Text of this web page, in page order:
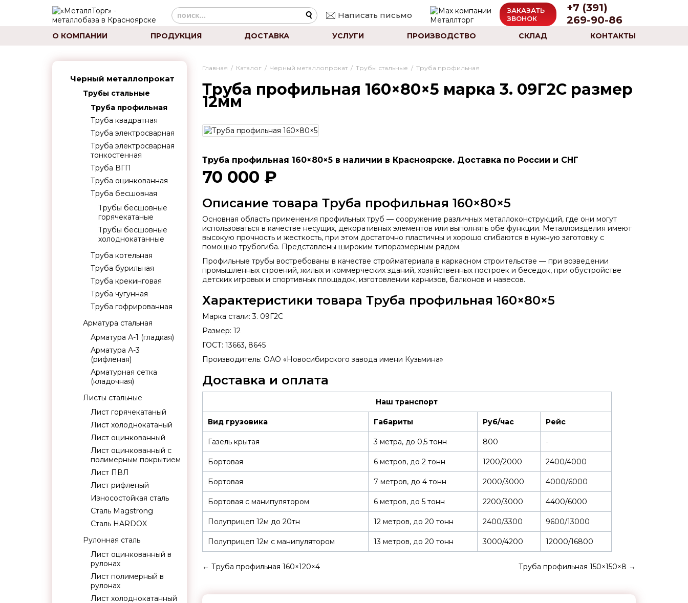
Написать письмо
ЗАКАЗАТЬ
ЗВОНОК
+7 (391)
269-90-86
О КОМПАНИИ ПРОДУКЦИЯ ДОСТАВКА УСЛУГИ ПРОИЗВОДСТВО СКЛАД КОНТАКТЫ
Черный металлопрокат
Трубы стальные
Труба профильная
Труба квадратная
Труба электросварная
Труба электросварная
тонкостенная
Труба ВГП
Труба оцинкованная
Труба бесшовная
Трубы бесшовные
горячекатаные
Трубы бесшовные
холоднокатанные
Труба котельная
Труба бурильная
Труба крекинговая
Труба чугунная
Труба гофрированная
Арматура стальная
Арматура А-1 (гладкая)
Арматура А-3
(рифленая)
Арматурная сетка
(кладочная)
Листы стальные
Лист горячекатаный
Лист холоднокатаный
Лист оцинкованный
Лист оцинкованный с
полимерным покрытием
Лист ПВЛ
Лист рифленый
Износостойкая сталь
Сталь Magstrong
Сталь HARDOX
Рулонная сталь
Лист оцинкованный в
рулонах
Лист полимерный в
рулонах
Лист холоднокатанный
Главная / Каталог / Черный металлопрокат / Трубы стальные / Труба профильная
Труба профильная 160×80×5 марка 3. 09Г2С размер
12мм
Труба профильная 160×80×5 в наличии в Красноярске. Доставка по России и СНГ
70 000 ₽
Описание товара Труба профильная 160×80×5
Основная область применения профильных труб — сооружение различных металлоконструкций, где они могут
использоваться в качестве несущих, декоративных элементов или выполнять обе функции. Металлоизделия имеют
высокую прочность и жесткость, при этом достаточно пластичны и хорошо сгибаются в нужную заготовку с
помощью трубогиба. Представлены широким типоразмерным рядом.
Профильные трубы востребованы в качестве стройматериала в каркасном строительстве — при возведении
промышленных строений, жилых и коммерческих зданий, хозяйственных построек и беседок, при обустройстве
детских игровых и спортивных площадок, изготовлении карнизов, балконов и навесов.
Характеристики товара Труба профильная 160×80×5
Марка стали: 3. 09Г2С
Размер: 12
ГОСТ: 13663, 8645
Производитель: ОАО «Новосибирского завода имени Кузьмина»
Доставка и оплата
Наш транспорт
Вид грузовика Габариты Руб/час Рейс
Газель крытая 3 метра, до 0,5 тонн 800 -
Бортовая 6 метров, до 2 тонн 1200/2000 2400/4000
Бортовая 7 метров, до 4 тонн 2000/3000 4000/6000
Бортовая с манипулятором 6 метров, до 5 тонн 2200/3000 4400/6000
Полуприцеп 12м до 20тн 12 метров, до 20 тонн 2400/3300 9600/13000
Полуприцеп 12м с манипулятором 13 метров, до 20 тонн 3000/4200 12000/16800
← Труба профильная 160×120×4 Труба профильная 150×150×8 →